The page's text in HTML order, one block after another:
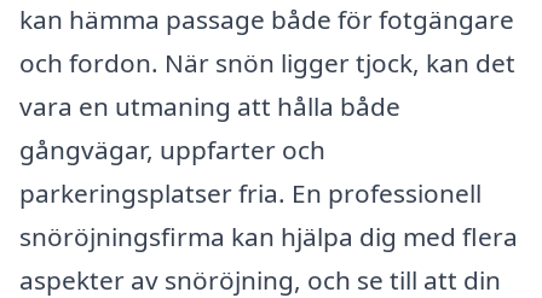
kan hämma passage både för fotgängare
och fordon. När snön ligger tjock, kan det
vara en utmaning att hålla både
gångvägar, uppfarter och
parkeringsplatser fria. En professionell
snöröjningsfirma kan hjälpa dig med flera
aspekter av snöröjning, och se till att din